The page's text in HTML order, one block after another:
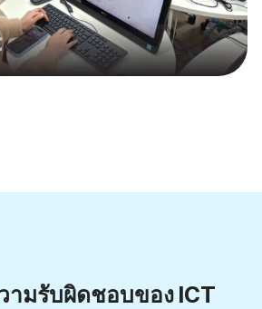
ามรับผิดชอบของ ICT